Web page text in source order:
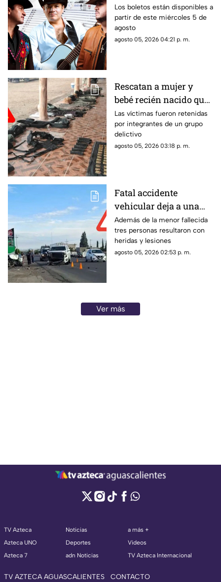
Confirman tres grandes
del regional mexicano
en el Lienzo Charro
Los boletos están disponibles a
partir de este miércoles 5 de
agosto
agosto 05, 2026 04:21 p. m.
Rescatan a mujer y
bebé recién nacido que
fueron privados de la
libertad en Valparaíso
Las víctimas fueron retenidas
por integrantes de un grupo
delictivo
agosto 05, 2026 03:18 p. m.
Fatal accidente
vehicular deja a una
menor sin vida en
Juan Aldama
Además de la menor fallecida
tres personas resultaron con
heridas y lesiones
agosto 05, 2026 02:53 p. m.
Ver más
TV Azteca
Azteca UNO
Azteca 7
Noticias
Deportes
adn Noticias
a más +
Videos
TV Azteca Internacional
TV AZTECA AGUASCALIENTES CONTACTO